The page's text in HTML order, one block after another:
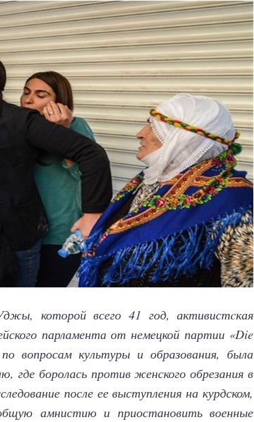
которой всего 41 год, активистcкая
парламента от немецкой партии «Die
вопросам культуры и образования, была
где боролась против женского обрезания в
после ее выступления на курдском,
амнистию и приостановить военные